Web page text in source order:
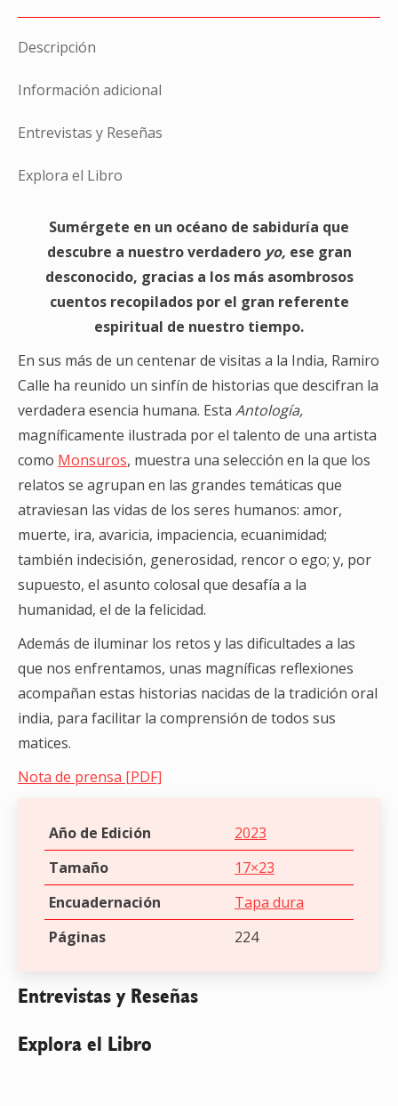
cantidad
X
FacebookWhatsApp
Descripción
Información adicional
Entrevistas y Reseñas
Explora el Libro
Sumérgete en un océano de sabiduría que
descubre a nuestro verdadero yo, ese gran
desconocido, gracias a los más asombrosos
cuentos recopilados por el gran referente
espiritual de nuestro tiempo.
En sus más de un centenar de visitas a la India, Ramiro
Calle ha reunido un sinfín de historias que descifran la
verdadera esencia humana. Esta Antología,
magníficamente ilustrada por el talento de una artista
como Monsuros, muestra una selección en la que los
relatos se agrupan en las grandes temáticas que
atraviesan las vidas de los seres humanos: amor,
muerte, ira, avaricia, impaciencia, ecuanimidad;
también indecisión, generosidad, rencor o ego; y, por
supuesto, el asunto colosal que desafía a la
humanidad, el de la felicidad.
Además de iluminar los retos y las dificultades a las
que nos enfrentamos, unas magníficas reflexiones
acompañan estas historias nacidas de la tradición oral
india, para facilitar la comprensión de todos sus
matices.
Nota de prensa [PDF]
Año de Edición
2023
Tamaño
17×23
Encuadernación
Tapa dura
Páginas
224
Entrevistas y Reseñas
Explora el Libro